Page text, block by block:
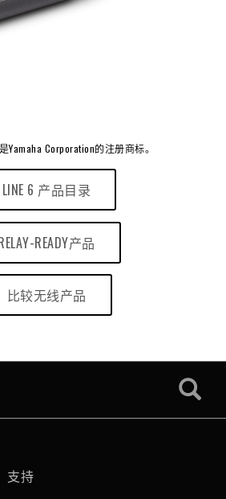
Yamaha Corporation的注册商标。
LINE 6 产品目录
READY产品
比较无线产品
支持